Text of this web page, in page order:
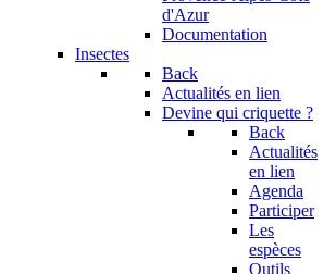
d'Azur
Documentation
Insectes
Back
Actualités en lien
Devine qui criquette ?
Back
Actualités
en lien
Agenda
Participer
Les
espèces
Outils